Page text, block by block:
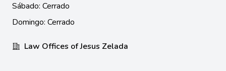
Sábado: Cerrado
Domingo: Cerrado
Law Offices of Jesus Zelada